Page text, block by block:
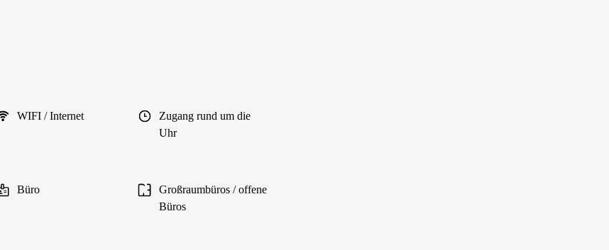
WIFI / Internet
Zugang rund um die
Uhr
Büro
Großraumbüros / offene
Büros